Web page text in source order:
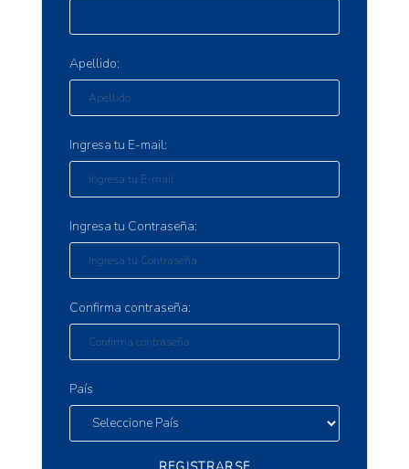
Apellido:
Ingresa tu E-mail:
Ingresa tu Contraseña:
Confirma contraseña:
País